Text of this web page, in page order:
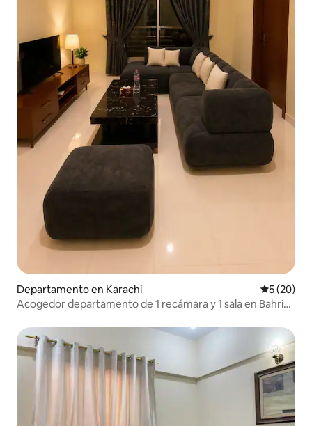
Departamento en Karachi
5 (20)
Acogedor departamento de 1 recámara y 1 sala en Bahria